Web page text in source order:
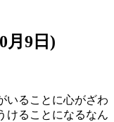
月9日)
いることに心がざわ
けることになるなん